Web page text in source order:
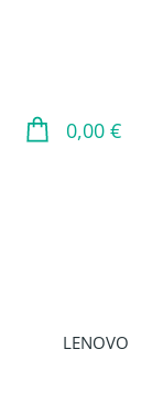
0,00 €
LENOVO